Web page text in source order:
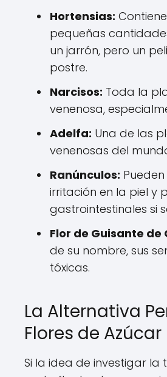
Hortensias:
pequeñas
un jarrón, pero un
postre.
Narcisos: Toda la
venenosa,
Adelfa: Una de las
venenosas del
Ranúnculos:
irritación en la piel y
gastrointestinales si
Flor de Guisante de
de su nombre, sus
tóxicas.
La Alternativa
Flores de Azúcar
Si la idea de investigar la